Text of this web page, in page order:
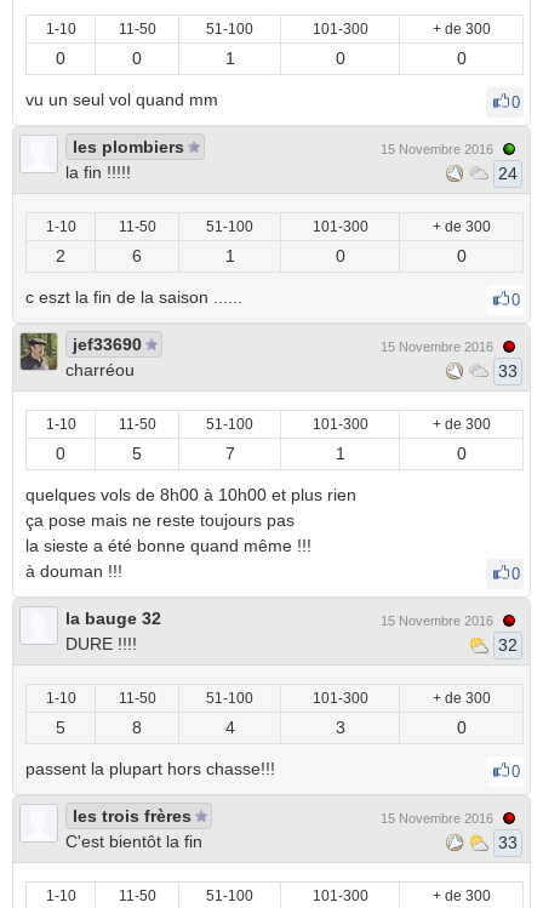
1-10 11-50 51-100 101-300 + de 300
0 0 1 0 0
vu un seul vol quand mm 0
les plombiers
la fin !!!!!
15 Novembre 2016
24
1-10 11-50 51-100 101-300 + de 300
2 6 1 0 0
c eszt la fin de la saison ...... 0
jef33690
charréou
15 Novembre 2016
33
1-10 11-50 51-100 101-300 + de 300
0 5 7 1 0
quelques vols de 8h00 à 10h00 et plus rien
ça pose mais ne reste toujours pas
la sieste a été bonne quand même !!!
à douman !!!
0
la bauge 32
DURE !!!!
15 Novembre 2016
32
1-10 11-50 51-100 101-300 + de 300
5 8 4 3 0
passent la plupart hors chasse!!! 0
les trois frères
C'est bientôt la fin
15 Novembre 2016
33
1-10 11-50 51-100 101-300 + de 300